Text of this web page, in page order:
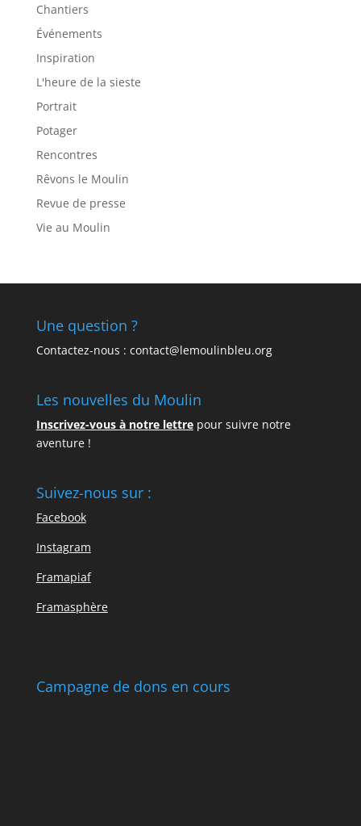
Chantiers
Événements
Inspiration
L'heure de la sieste
Portrait
Potager
Rencontres
Rêvons le Moulin
Revue de presse
Vie au Moulin
Une question ?
Contactez-nous : contact@lemoulinbleu.org
Les nouvelles du Moulin
Inscrivez-vous à notre lettrepour suivre notre
aventure !
Suivez-nous sur :
Facebook
Instagram
Framapiaf
Framasphère
Campagne de dons en cours